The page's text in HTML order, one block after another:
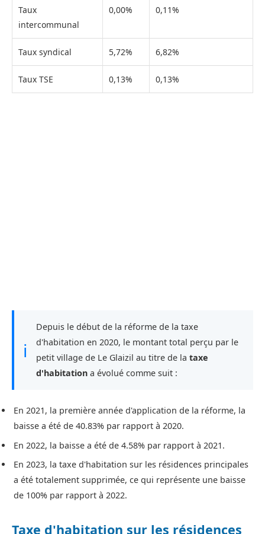
Taux
intercommunal
0,00% 0,11%
Taux syndical 5,72% 6,82%
Taux TSE 0,13% 0,13%
ℹ
Depuis le début de la réforme de la taxe
d'habitation en 2020, le montant total perçu par le
petit village de Le Glaizil au titre de la taxe
d'habitation a évolué comme suit :
En 2021, la première année d'application de la réforme, la
baisse a été de 40.83% par rapport à 2020.
En 2022, la baisse a été de 4.58% par rapport à 2021.
En 2023, la taxe d'habitation sur les résidences principales
a été totalement supprimée, ce qui représente une baisse
de 100% par rapport à 2022.
Taxe d'habitation sur les résidences